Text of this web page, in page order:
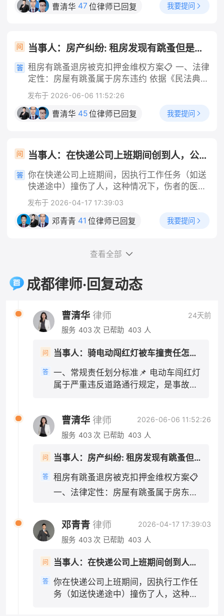
（30%以内），多数情况划定电动车全责；
判定同等责任。 即便机动车无任何违法，交强险
依然会优先赔付伤者损失。 二、赔偿规则（重
点，你是电动车一方） 1. 交强险无责赔付规则
机动车交强险不分责任比例，先全额赔付：医疗
医疗费，基本可以由对方交强险全额承担，不用
按责任比例折算。 只有超出交强险限额的部分，
才按照双方责任比例划分承担。 2. 损失承担顺
你自行承担。 车辆维修费：机动车的车损，会按
阶段，你这边实操做法 1. 固定全部证据 保存路
口监控线索、就医病历、检查报告、医疗票据；
向交警提出：机动车行经路口未尽观察、减速注
意义务，请求适当降低自身责任比例。 2. 责任
认定抗辩要点 闯红灯是主要过错，但机动车通过
动车承担次要责任，不要申请全责认定。 3. 不
要轻易自认全责 一旦认定电动车全责，你所有医
维修费用。 四、责任认定几种常见结果 1. 电动
车全责：你承担全部损失，同时赔偿机动车修车
动车主责70%、机动车次责30%：交强险全额赔
付医疗费用，超出部分机动车方承担30%。这是
存在明显超速等严重违法情形才会出现，概率很
强险赔付范围内，即便你是主要责任，个人额外
支出并不会太多；对事故认定书不服，可在收到
曹清华 47 位律师已回复 我要提问
当事人：房产纠纷: 租房发现有跳蚤但是签了合同想退房房东不退押金还扣一千
租房有跳蚤退房被克扣押金维权方案📋 一、法律
定性：房屋有跳蚤属于房东违约 依据《民法典》
第七百零八条、第七百一十二条：出租人应当保
证租赁房屋适宜居住，无卫生虫害问题，屋内大
面积滋生跳蚤，达不到正常居住标准，属于出租
依据。 核心举证要点（优先留存证据） 1. 虫害
实景证据：房屋跳蚤实拍视频、照片、消杀沟通
记录、除虫消费票据； 2. 沟通记录：和房东反
映跳蚤问题、提出退房的微信/短信/通话录音；
租金付款截图。 二、分步维权操作 1. 先行书面
协商（成本最低） 向房东发送文字催告（微信/
短信留痕），参考话术： 依据民法典规定，出租
约，现正式解除租赁合同，请于3日内全额退还
依据，逾期不退我将向住建部门投诉并提起诉
讼。 2. 行政投诉（协商无果后） - 12345政务
监管介入调解； - 属地街道办/社区人民调解委
员会：现场申请人民调解，免费组织双方协商退
费。 3. 司法途径（投诉调解无效） 1. 小额诉
人民法院小程序提交立案，诉讼费极低（标的1
万内诉讼费50元）； 2. 申请仲裁：若租赁合同
约定仲裁条款，按约定提起仲裁。 三、⚠️关键
避坑提醒 1. 不要擅自弃房失联：退房时做好房屋
2. 房东不得以“签完合同即不能退租”抗辩：合同
履行前提是房屋符合居住条件，房东先违约在
先，租客法定解约权不受签约约束； 3. 若房东
东，房东无法举证则扣款无效。 需要我帮你草拟
一份发给房东的正式催告短信文案吗？
发布于 2026-06-06 11:52:26
曹清华 45位律师已回复 我要提问
当事人：在快递公司上班期间创到人，公司需不需要报一些医药费 帮问助手：是否在工作任务中撞人？ 当事人：是工作任务 帮问助手：伤者医药费花了多少？ 当事人：几千元
你在快递公司上班期间，因执行工作任务（如送
快递途中）撞伤了人，这种情况下，伤者的医药
费应当由快递公司承担，而不是由你个人承担。
这是法律的明确规定，法律依据是《中华人民共
和国民法典》第一千一百九十一条第一款："用
的是"替代责任"，不问你有没有错 需要特别说明
事。根据法律规定，用人单位承担的是无过错替
代责任——也就是说，只要你是在执行工作任务
的过错，公司都要承担赔偿责任，这是法律的强
制性规定。 二、"工作任务"的认定是关键 你提
到"是工作任务"，这一点非常重要。根据法律规
定和司法实践，判断是否属于"执行工作任务"，
主要看以下几点：事故发生时你是否正在为单位
工作、是否受单位管理、是否在执行单位指派的
任务。快递员在送快递途中发生交通事故，通常
际上是在为单位工作、接受单位管理，法院通常
会认定构成事实上的劳动关系或劳务关系，公司
不能以"不是正式员工"为由免责。 此外，如果快
递公司为车辆或员工投保了商业第三者责任险
（包括交强险等），应首先由保险公司在保险合
同约定的范围内先行赔付，不足部分再由用人单
位承担赔偿责任。伤者医药费几千元，通常在保
险理赔范围内，应先走保险理赔程序。 三、公司
问题。《民法典》第一千一百九十一条同时规
定，用人单位承担侵权责任后，可以向有故意或
者重大过失的工作人员追偿。 也就是说，如果这
次事故中你有故意或重大过失，比如故意撞人、
醉酒驾驶、严重违反交通规则导致事故等，那么
公司在赔偿伤者之后，可以向你追索部分或全部
赔偿款。但如果你只有一般过失（比如正常的驾
驶失误、轻微违反交规但未达到重大过失程
发布于 2026-04-17 17:39:03
邓青青 41 位律师已回复 我要提问
查看全部
成都律师·回复动态
曹清华 律师
24天前
服务 403 次 已帮助 403 人
问 当事人：骑电动闯红灯被车撞责任怎么划分 帮问助手：你是哪一方？ 当事人：骑电动车方 帮问助手：报警了吗？认定书出了吗？责任怎么划分的？ 当事人：已报未定责 帮问助手：有没有人受伤？车损严重吗？ 当事人：有人受伤 帮问助手：伤到哪了？医疗费大概花了多少？ 当事人：轻伤
答
一、常规责任划分标准📌 电动车闯红灯
属于严重违反道路通行规定，是事故主
责（70%及以上），机动车次责（30%
以内），多数情况划定电动车全责；
时等过错：电动车主要责任，机动车次
动车无任何违法，交强险依然会优先赔
付伤者损失。 二、赔偿规则（重点，
赔付：医疗费1.8万限额、伤残相关损失
18万限额。你的轻伤医疗费，基本可以
例折算。 只有超出交强险限额的部分，
才按照双方责任比例划分承担。 2. 损
失承担顺序 交强险先行赔付 → 不足部
分，由机动车商业三者险按次要责任比
曹清华 律师
2026-06-06 11:52:26
服务 403 次 已帮助 403 人
问 当事人：房产纠纷: 租房发现有跳蚤但是签了合同想退房房东不退押金还扣一千
答
租房有跳蚤退房被克扣押金维权方案📋
一、法律定性：房屋有跳蚤属于房东违
适宜居住，无卫生虫害问题，屋内大面
积滋生跳蚤，达不到正常居住标准，属
主张解除租赁合同、全额退还押金，房
东无故扣除1000元无合法依据。 核心
举证要点（优先留存证据） 1. 虫害实景
证据：房屋跳蚤实拍视频、照片、消杀
邓青青 律师
2026-04-17 17:39:03
服务 403 次 已帮助 403 人
问 当事人：在快递公司上班期间创到人，公司需不需要报一些医药费 帮问助手：是否在工作任务中撞人？ 当事人：是工作任务 帮问助手：伤者医药费花了多少？ 当事人：几千元
答
你在快递公司上班期间，因执行工作任
务（如送快递途中）撞伤了人，这种情